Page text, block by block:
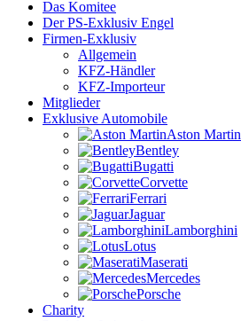
Das Komitee
Der PS-Exklusiv Engel
Firmen-Exklusiv
Allgemein
KFZ-Händler
KFZ-Importeur
Mitglieder
Exklusive Automobile
Aston Martin
Bentley
Bugatti
Corvette
Ferrari
Jaguar
Lamborghini
Lotus
Maserati
Mercedes
Porsche
Charity